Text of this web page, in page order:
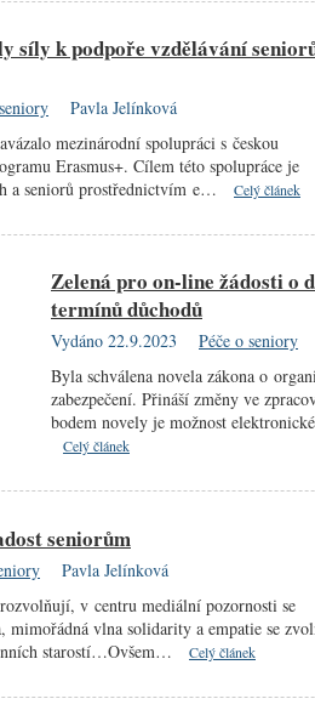
síly k podpoře vzdělávání
Pavla Jelínková
mezinárodní spolupráci s českou
Erasmus+. Cílem této spolupráce je
a seniorů prostřednictvím e…
Celý článek
Zelená pro on-line žádosti o
termínů důchodů
Vydáno 22.9.2023
Péče o seniory
Byla schválena novela zákona o
zabezpečení. Přináší změny ve
bodem novely je možnost
Celý článek
seniorům
Pavla Jelínková
v centru mediální pozornosti se
mimořádná vlna solidarity a empatie se
starostí…Ovšem…
Celý článek